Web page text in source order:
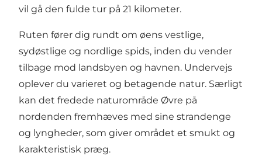
vil gå den fulde tur på 21 kilometer.
Ruten fører dig rundt om øens vestlige,
sydøstlige og nordlige spids, inden du vender
tilbage mod landsbyen og havnen. Undervejs
oplever du varieret og betagende natur. Særligt
kan det fredede naturområde Øvre på
nordenden fremhæves med sine strandenge
og lyngheder, som giver området et smukt og
karakteristisk præg.